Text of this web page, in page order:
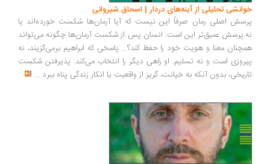
تحلیلی از آینه‌های دردار | اسحاق شیروانی
اصلی رمان صرفاً این نیست که آیا آرمان‌ها شکست خورده‌اند یا
عمیق‌تر این است: انسان پس از شکست آرمان‌ها چگونه می‌تواند
معنا و هویت خود را حفظ کند؟... پاسخی که ابراهیم برمی‌گزیند، نه
است و نه تسلیم. او راهی دیگر را انتخاب می‌کند: پذیرفتن شکست
بدون آنکه به خیانت، گریز از واقعیت یا انکار زندگی پناه ببرد...